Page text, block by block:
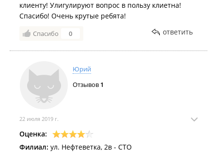
клиенту! Улигулируют вопрос в пользу клиетна!
Спасибо! Очень крутые ребята!
Спасибо 0 ответить
Юрий
Отзывов 1
22 июля 2019 г.
Оценка:
Филиал: ул. Нефтеветка, 2в - СТО